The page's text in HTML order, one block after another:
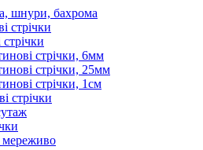
шнури, бахрома
стрічки
стрічки, 6мм
стрічки, 25мм
стрічки, 1см
стрічки
мереживо